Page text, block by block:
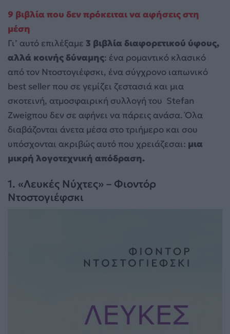
9 βιβλία που δεν πρόκειται να αφήσεις στη
μέση
Γι’ αυτό επιλέξαμε 3 βιβλία διαφορετικού ύφους,
αλλά κοινής δύναμης: ένα ρομαντικό κλασικό
από τον Ντοστογιέφσκι, ένα σύγχρονο ιαπωνικό
best seller που σε γεμίζει ζεστασιά και μια
σκοτεινή, ατμοσφαιρική συλλογή του Stefan
Zweigπου δεν σε αφήνει να πάρεις ανάσα. Όλα
διαβάζονται άνετα μέσα στο τριήμερο και σου
υπόσχονται ακριβώς αυτό που χρειάζεσαι: μια
μικρή λογοτεχνική απόδραση.
1. «Λευκές Νύχτες» – Φιοντόρ
Ντοστογιέφσκι